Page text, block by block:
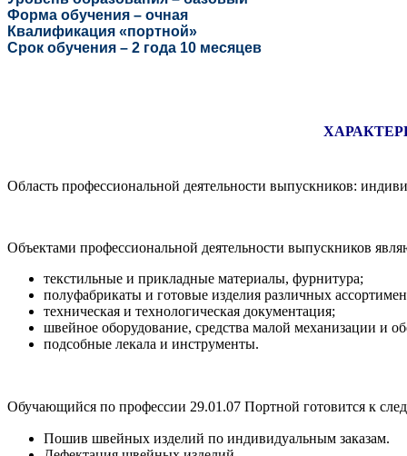
Форма обучения – очная
Квалификация «портной»
Срок обучения – 2 года 10 месяцев
Область профессиональной деятельности выпускников:
Объектами профессиональной деятельности выпускников
текстильные и прикладные материалы, фурнитура;
полуфабрикаты и готовые изделия различных
техническая и технологическая документация;
швейное оборудование, средства малой механизации и
подсобные лекала и инструменты.
Обучающийся по профессии 29.01.07 Портной готовится к
Пошив швейных изделий по индивидуальным заказам.